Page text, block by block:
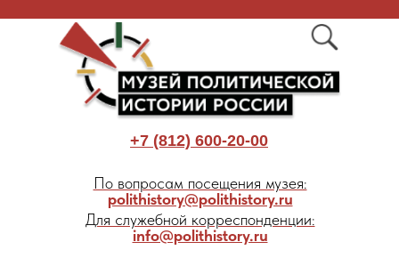
+7 (812) 600-20-00
По вопросам посещения музея:
polithistory@polithistory.ru
Для служебной корреспонденции:
info@polithistory.ru